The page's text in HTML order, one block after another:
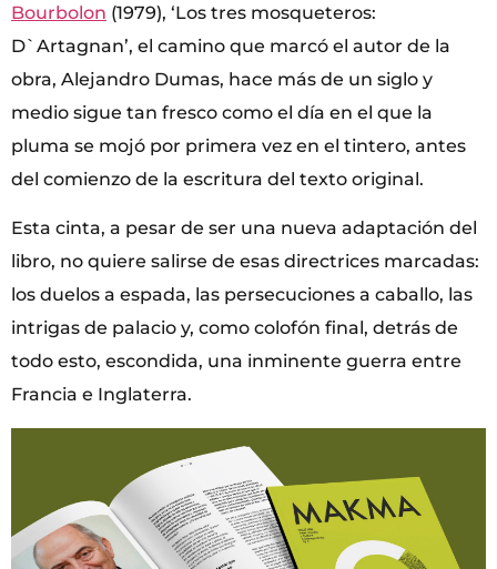
Bourbolon (1979), ‘Los tres mosqueteros:
D`Artagnan’, el camino que marcó el autor de la
obra, Alejandro Dumas, hace más de un siglo y
medio sigue tan fresco como el día en el que la
pluma se mojó por primera vez en el tintero, antes
del comienzo de la escritura del texto original.
Esta cinta, a pesar de ser una nueva adaptación del
libro, no quiere salirse de esas directrices marcadas:
los duelos a espada, las persecuciones a caballo, las
intrigas de palacio y, como colofón final, detrás de
todo esto, escondida, una inminente guerra entre
Francia e Inglaterra.